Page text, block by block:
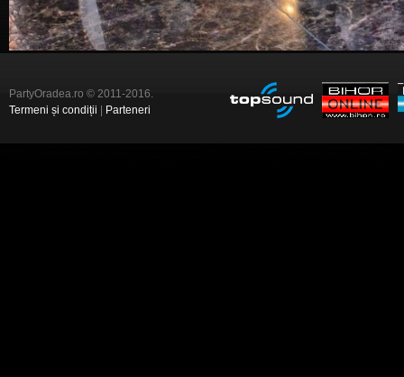
PartyOradea.ro © 2011-2016.
Termeni și condiții
Parteneri